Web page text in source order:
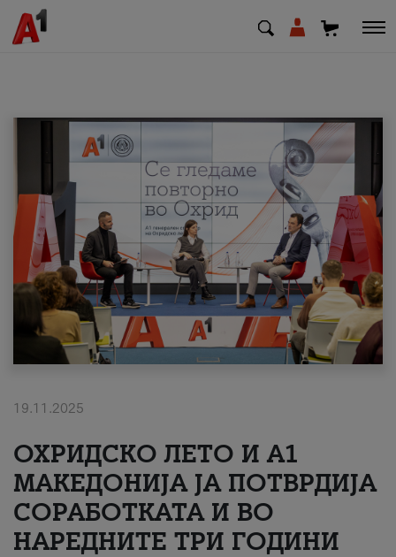
МК SQ
Приватни Деловни
Поддршка
Надополни кредит
#ПодобарОнлајн
19.11.2025
ОХРИДСКО ЛЕТО И A1
МАКЕДОНИЈА ЈА ПОТВРДИЈА
СОРАБОТКАТА И ВО
НАРЕДНИТЕ ТРИ ГОДИНИ